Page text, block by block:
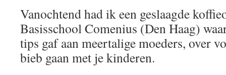
Vanochtend had ik een geslaagde
Basisschool Comenius (Den Haag)
tips gaf aan meertalige moeders, over
bieb gaan met je kinderen.